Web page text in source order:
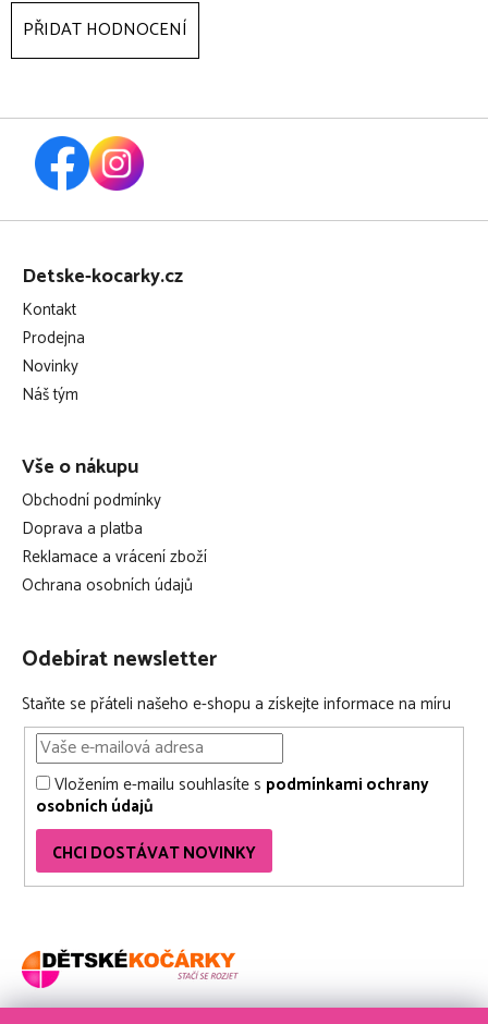
PŘIDAT HODNOCENÍ
Z
Detske-kocarky.cz
Kontakt
Prodejna
Novinky
Náš tým
Vše o nákupu
Obchodní podmínky
Doprava a platba
Reklamace a vrácení zboží
Ochrana osobních údajů
Odebírat newsletter
Staňte se přáteli našeho e-shopu a získejte informace na míru
Vložením e-mailu souhlasíte s podmínkami ochrany
osobních údajů
CHCI DOSTÁVAT NOVINKY